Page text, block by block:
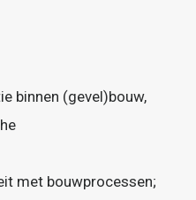
binnen (gevel)bouw,
met bouwprocessen;